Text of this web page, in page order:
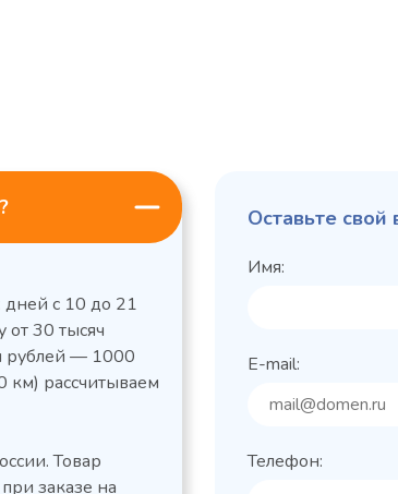
стол Polair
1050421d
Холодильный
Polair ШХФ-0,2
Расход
дней с 10 до 21
от 30 тысяч
рублей — 1000
рассчитываем
Товар
заказе на
Оставьте свой
Имя:
E-mail:
Телефон: